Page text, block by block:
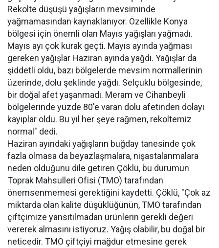
Rekolte düşüşü yağışların mevsiminde
yağmamasından kaynaklanıyor. Özellikle Konya
bölgesi için önemli olan Mayıs yağışları yağmadı.
Mayıs ayı çok kurak geçti. Mayıs ayında yağması
gereken yağışlar Haziran ayında yağdı. Yağışlar da
şiddetli oldu, bazı bölgelerde mevsim normallerinin
üzerinde, dolu şeklinde yağdı. Selçuklu bölgesinde,
bir doğal afet yaşanmadı. Meram ve Cihanbeyli
bölgelerinde yüzde 80'e varan dolu afetinden dolayı
kayıplar oldu. Bu yıl her şeye rağmen, rekoltemiz
normal" dedi.
Haziran ayındaki yağışların buğday tanesinde çok
fazla olmasa da beyazlaşmalara, nişastalanmalara
neden olduğunu dile getiren Çöklü, bu durumun
Toprak Mahsulleri Ofisi (TMO) tarafından
önemsenmemesi gerektiğini kaydetti. Çöklü, "Çok az
miktarda olan kalite düşüklüğünün, TMO tarafından
çiftçimize yansıtılmadan ürünlerin gerekli değeri
vererek almasını istiyoruz. Yağış olabilir, bu doğal bir
neticedir. TMO çiftçiyi mağdur etmesine gerek